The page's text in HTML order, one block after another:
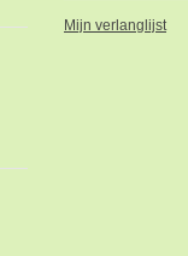
Mijn verlanglijst